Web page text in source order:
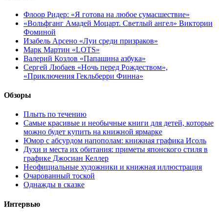
Флоор Ридер: «Я готова на любое сумасшествие»
«Вольфганг Амадей Моцарт. Светлый ангел» Виктории
Фоминой
Изабель Арсено «Луи среди призраков»
Марк Мартин «LOTS»
Валерий Козлов «Папашина азбука»
Сергей Любаев «Ночь перед Рождеством»,
«Приключения Гекльберри Финна»
Обзоры
Плыть по течению
Самые красивые и необычные книги для детей, которые
можно будет купить на книжной ярмарке
Юмор с абсурдом напополам: книжная графика Исоль
Духи и места их обитания: приметы японского стиля в
графике Джосиан Келлер
Неофициальные художники и книжная иллюстрация
Очарованный тоской
Однажды в сказке
Интервью